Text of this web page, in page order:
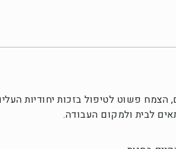
פשוט לטיפול בזכות יחודיות
לבית ולמקום העבודה.